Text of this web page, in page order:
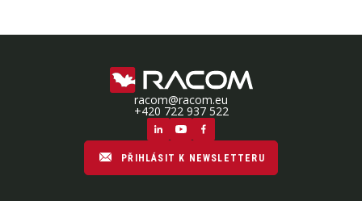
racom@racom.eu
+420 722 937 522
PŘIHLÁSIT K NEWSLETTERU